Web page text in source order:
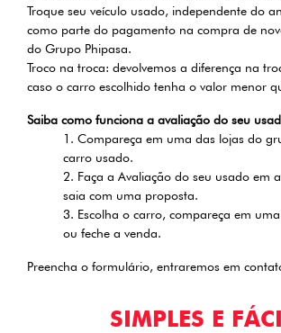
Troque seu veículo usado, independente do
como parte do pagamento na compra de
do Grupo Phipasa.
Troco na troca: devolvemos a diferença na
caso o carro escolhido tenha o valor menor
Saiba como funciona a avaliação do seu
1. Compareça em uma das lojas do
carro usado.
2. Faça a Avaliação do seu usado em
saia com uma proposta.
3. Escolha o carro, compareça em
ou feche a venda.
Preencha o formulário, entraremos em
SIMPLES E